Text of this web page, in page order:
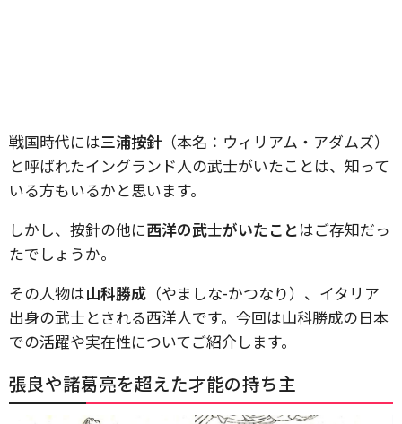
戦国時代には三浦按針 （本名：ウィリアム・アダムズ）
と呼ばれたイングランド人の武士がいたことは、知って
いる方もいるかと思います。
しかし、按針の他に西洋の武士がいたことはご存知だっ
たでしょうか。
その人物は山科勝成 （やましな-かつなり）、イタリア
出身の武士とされる西洋人です。今回は山科勝成の日本
での活躍や実在性についてご紹介します。
張良や諸葛亮を超えた才能の持ち主